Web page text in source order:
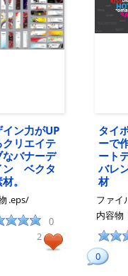
ン力がUP
クリエイテ
なバナーデ
ン ベクタ
。
.eps/
0
2
タイ
ーで
ート
バレ
材
ファイ
内容物
0